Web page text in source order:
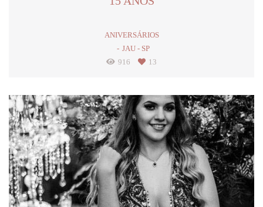
ANIVERSÁRIOS
JAU - SP
916
13